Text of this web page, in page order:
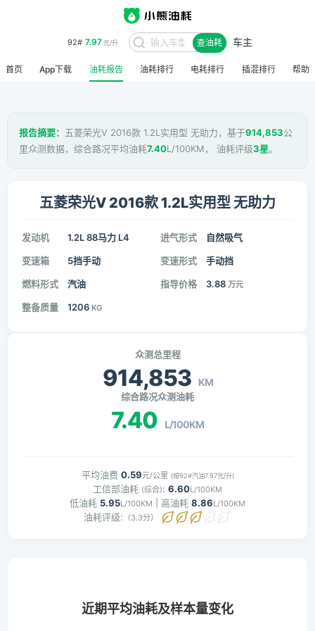
92# 7.97元/升 查油耗 车主
首页 App下载 油耗报告 油耗排行 电耗排行 插混排行 帮助
报告摘要： 五菱荣光V 2016款 1.2L实用型 无助力，基于914,853公
里众测数据，综合路况平均油耗7.40L/100KM， 油耗评级3星。
五菱荣光V 2016款 1.2L实用型 无助力
发动机 1.2L 88马力 L4 进气形式 自然吸气
变速箱 5挡手动 变速形式 手动挡
燃料形式 汽油 指导价格 3.88 万元
整备质量 1206 KG
众测总里程
914,853 KM
综合路况众测油耗
7.40 L/100KM
平均油费 0.59元/公里 (按92#汽油7.97元/升)
工信部油耗 (综合): 6.60L/100KM
低油耗 5.95L/100KM | 高油耗 8.86L/100KM
油耗评级: （3.3分）